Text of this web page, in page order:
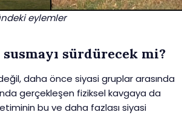
eylemler
sürdürecek mi?
daha önce siyasi gruplar arasında
gerçekleşen fiziksel kavgaya da
bu ve daha fazlası siyasi